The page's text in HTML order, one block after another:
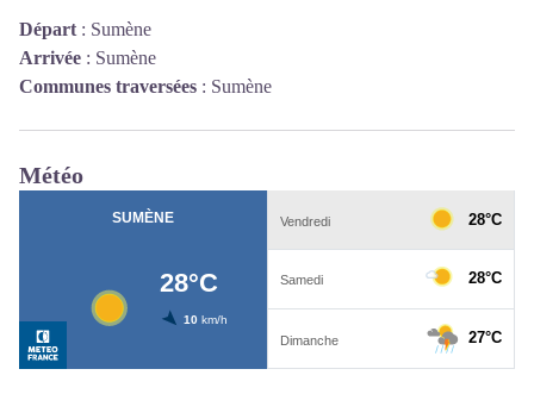
Départ : Sumène
Arrivée : Sumène
Communes traversées : Sumène
Météo